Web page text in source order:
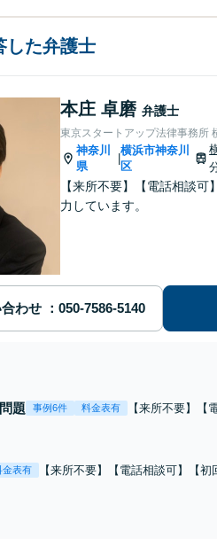
した弁護士
本庄 卓磨 弁護士
東京スタートアップ法律事務所
神奈川
県
横浜市神奈川
区
【来所不要】【電話相談
力しています。
わせ
題 事例6件 料金表有
【来所不要】【
金表有
【来所不要】【電話相談可】【